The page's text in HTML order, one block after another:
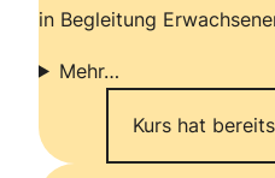
in Begleitung
Mehr…
Kurs hat